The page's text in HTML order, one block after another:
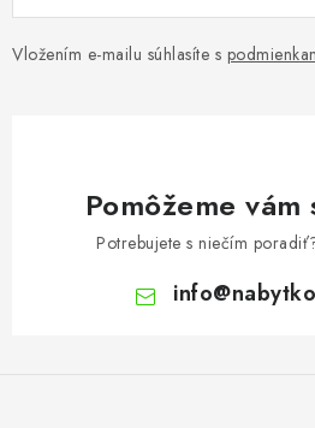
Vložením e-mailu súhlasíte s
Pomôžeme
Potrebujete s niečím
info@